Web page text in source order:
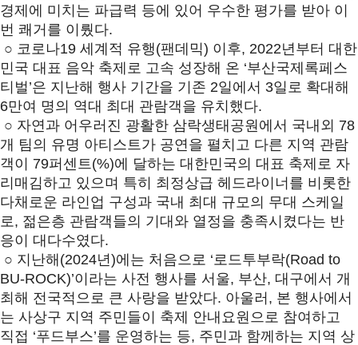
경제에 미치는 파급력 등에 있어 우수한 평가를 받아 이
번 쾌거를 이뤘다.
○ 코로나19 세계적 유행(팬데믹) 이후, 2022년부터 대한
민국 대표 음악 축제로 고속 성장해 온 ‘부산국제록페스
티벌’은 지난해 행사 기간을 기존 2일에서 3일로 확대해
6만여 명의 역대 최대 관람객을 유치했다.
○ 자연과 어우러진 광활한 삼락생태공원에서 국내외 78
개 팀의 유명 아티스트가 공연을 펼치고 다른 지역 관람
객이 79퍼센트(%)에 달하는 대한민국의 대표 축제로 자
리매김하고 있으며 특히 최정상급 헤드라이너를 비롯한
다채로운 라인업 구성과 국내 최대 규모의 무대 스케일
로, 젊은층 관람객들의 기대와 열정을 충족시켰다는 반
응이 대다수였다.
○ 지난해(2024년)에는 처음으로 ‘로드투부락(Road to
BU-ROCK)’이라는 사전 행사를 서울, 부산, 대구에서 개
최해 전국적으로 큰 사랑을 받았다. 아울러, 본 행사에서
는 사상구 지역 주민들이 축제 안내요원으로 참여하고
직접 ‘푸드부스’를 운영하는 등, 주민과 함께하는 지역 상